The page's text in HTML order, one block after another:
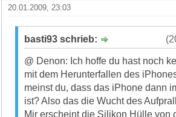
20.01.2009, 23:03
basti93 schrieb:
@ Denon: Ich hoffe du hast noch
mit dem Herunterfallen des
meinst du, dass das iPhone dann
ist? Also das die Wucht des
Mir erscheint die Silikon Hülle von